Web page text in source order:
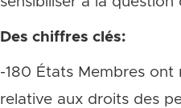
Des chiffres clés:
-180 États Membres ont
relative aux droits des